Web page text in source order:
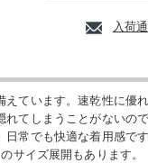
入荷
ています。速乾性に優
てしまうことがないの
常でも快適な着用感です
サイズ展開もあります。